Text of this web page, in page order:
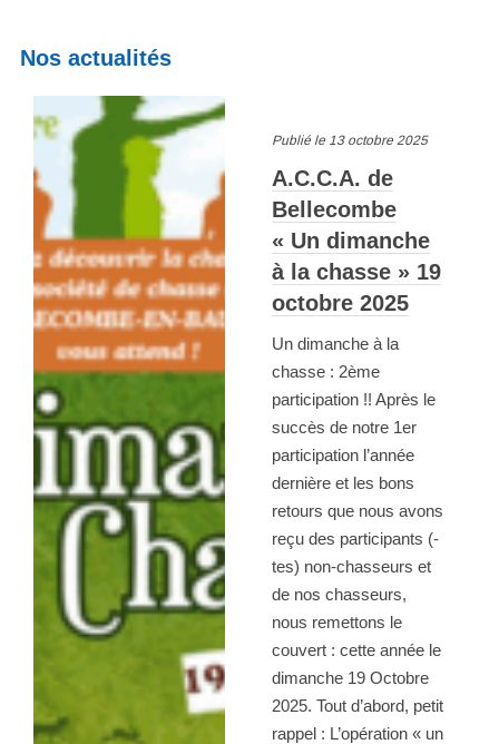
Nos actualités
Publié le 13 octobre 2025
A.C.C.A. de
Bellecombe
« Un dimanche
à la chasse » 19
octobre 2025
Un dimanche à la
chasse : 2ème
participation !! Après le
succès de notre 1er
participation l’année
dernière et les bons
retours que nous avons
reçu des participants (-
tes) non-chasseurs et
de nos chasseurs,
nous remettons le
couvert : cette année le
dimanche 19 Octobre
2025. Tout d’abord, petit
rappel : L’opération « un